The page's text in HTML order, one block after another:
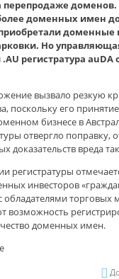
перепродаже
доменных имен
Но
регистратура auDA
вызвало резкую
поскольку его
бизнесе в
отвергло поправку,
доказательств вреда
регистратуры
инвесторов
обладателями торговых
возможность
доменных имен.